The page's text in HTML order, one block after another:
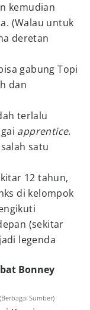
kemudian
(Walau untuk
deretan
gabung Topi
dan
terlalu
apprentice.
satu
12 tahun,
di kelompok
(sekitar
legenda
Bonney
Sumber)